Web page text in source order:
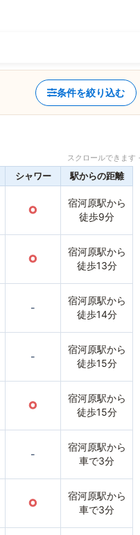
条件を絞り込む
スクロールできま
シャワー 駅からの距離
○
宿河原駅から
徒歩9分
○
宿河原駅から
徒歩13分
-
宿河原駅から
徒歩14分
-
宿河原駅から
徒歩15分
○
宿河原駅から
徒歩15分
-
宿河原駅から
車で3分
○
宿河原駅から
車で3分